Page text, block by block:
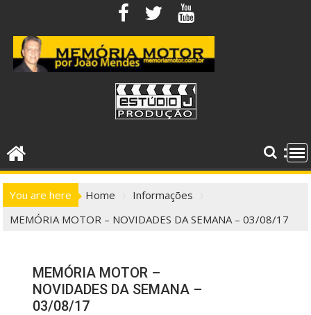
content
You are here Home
Informações
MEMÓRIA MOTOR – NOVIDADES DA SEMANA – 03/08/17
MEMÓRIA MOTOR –
NOVIDADES DA SEMANA –
03/08/17